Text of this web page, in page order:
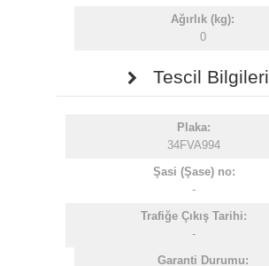
Ağırlık (kg):
0
Tescil Bilgileri
Plaka:
34FVA994
Şasi (Şase) no:
-
Trafiğe Çıkış Tarihi:
-
Garanti Durumu: